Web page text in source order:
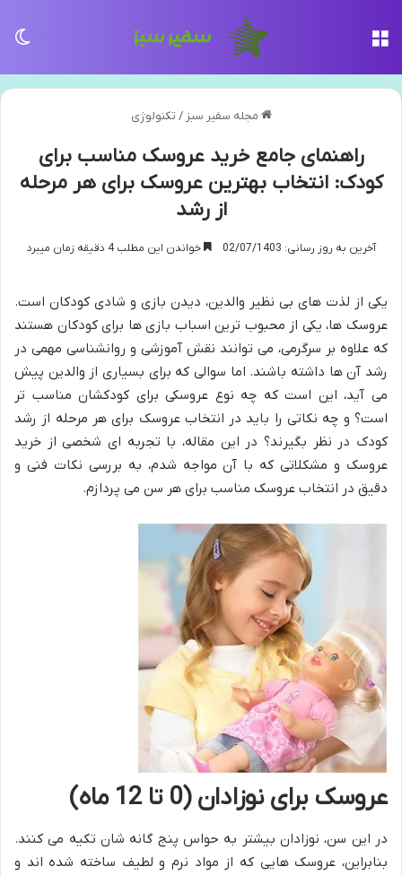
مجله سفیر سبز / تکنولوژی
راهنمای جامع خرید عروسک مناسب برای
کودک: انتخاب بهترین عروسک برای هر مرحله
از رشد
آخرین به روز رسانی: 02/07/1403 خواندن این مطلب 4 دقیقه زمان میبرد
یکی از لذت های بی نظیر والدین، دیدن بازی و شادی کودکان است.
عروسک ها، یکی از محبوب ترین اسباب بازی ها برای کودکان هستند
که علاوه بر سرگرمی، می توانند نقش آموزشی و روانشناسی مهمی در
رشد آن ها داشته باشند. اما سوالی که برای بسیاری از والدین پیش
می آید، این است که چه نوع عروسکی برای کودکشان مناسب تر
است؟ و چه نکاتی را باید در انتخاب عروسک برای هر مرحله از رشد
کودک در نظر بگیرند؟ در این مقاله، با تجربه ای شخصی از خرید
عروسک و مشکلاتی که با آن مواجه شدم، به بررسی نکات فنی و
دقیق در انتخاب عروسک مناسب برای هر سن می پردازم.
عروسک برای نوزادان (0 تا 12 ماه)
در این سن، نوزادان بیشتر به حواس پنج گانه شان تکیه می کنند.
بنابراین، عروسک هایی که از مواد نرم و لطیف ساخته شده اند و